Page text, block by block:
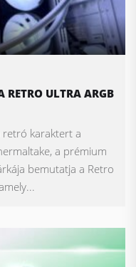
RETRO ULTRA ARGB
retró karaktert a
a prémium
bemutatja a Retro